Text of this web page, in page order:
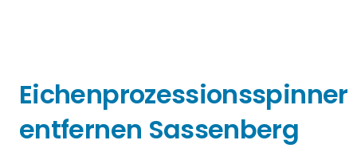
Eichenprozessionsspinner
entfernen Sassenberg